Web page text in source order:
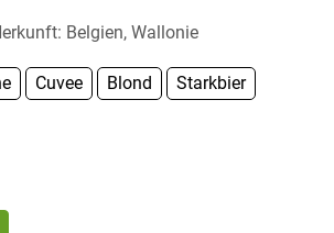
Belgien, Wallonie
Cuvee Blond
Starkbier